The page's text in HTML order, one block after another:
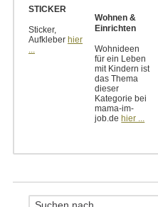
STICKER
Sticker,
Aufkleber hier
Wohnen &
Einrichten
Wohnideen
für ein Leben
mit Kindern ist
das Thema
dieser
Kategorie bei
mama-im-
job.dehier ...